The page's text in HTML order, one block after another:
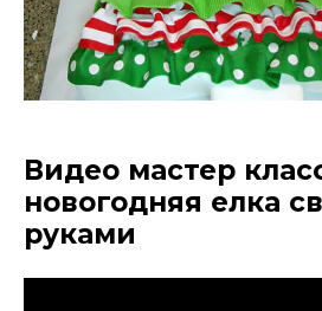
Видео мастер
новогодняя елка
руками